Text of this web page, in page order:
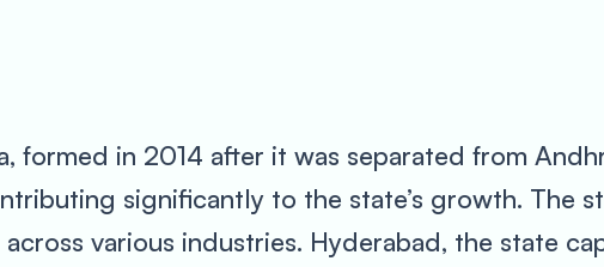
formed in 2014 after it was separated from
significantly to the state’s growth. The
various industries. Hyderabad, the state